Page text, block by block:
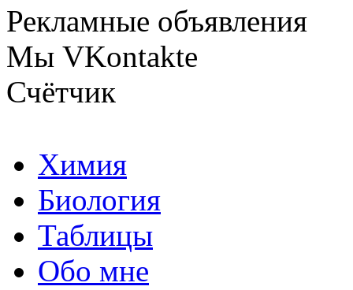
Рекламные объявления
Мы VKontakte
Счётчик
Химия
Биология
Таблицы
Обо мне